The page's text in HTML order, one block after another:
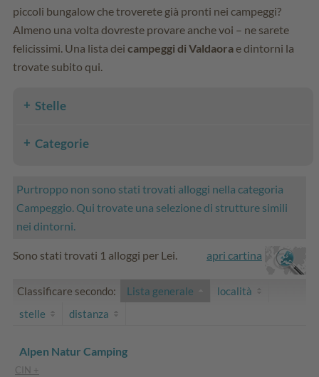
piccoli bungalow che troverete già pronti nei campeggi?
Almeno una volta dovreste provare anche voi – ne sarete
felicissimi. Una lista dei campeggi di Valdaorae dintorni la
trovate subito qui.
Stelle
Categorie
Purtroppo non sono stati trovati alloggi nella categoria
Campeggio. Qui trovate una selezione di strutture simili
nei dintorni.
apri cartina
Sono stati trovati 1 alloggi per Lei.
Classificare secondo: Lista generale
località
stelle
distanza
Alpen Natur Camping
CIN +